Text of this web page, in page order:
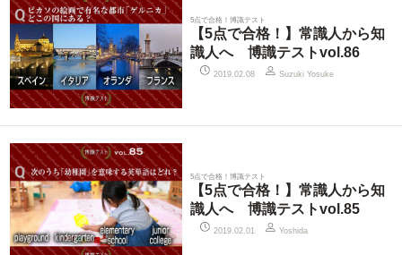
5点で合格！博識テスト
【5点で合格！】常識人から知
識人へ 博識テストvol.86
2019.02.08 Suzuki Yosuke
5点で合格！博識テスト
【5点で合格！】常識人から知
識人へ 博識テストvol.85
2019.02.01 Yoshida